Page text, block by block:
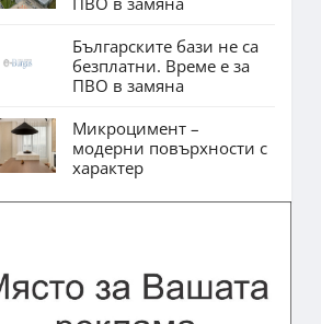
Българските бази не са
безплатни. Време е за
ПВО в замяна
Микроцимент –
модерни повърхности с
характер